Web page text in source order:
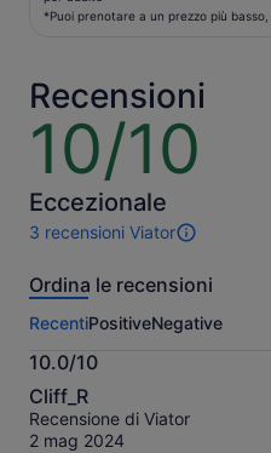
1.259 €
*Puoi
prenotare
prezzo
più
basso,
più
adulti
*Puoi prenotare a un prezzo più
Recensioni
10/10
10
10
Eccezionale
3 recensioni Viator
3
di
attività.
Maggiori
informazioni
sulle
nostre
recensioni
Ordina le recensioni
RecentiPositiveNegative
10.0/10
10.0
su
10
Cliff_R
Recensione di Viator
2 mag 2024